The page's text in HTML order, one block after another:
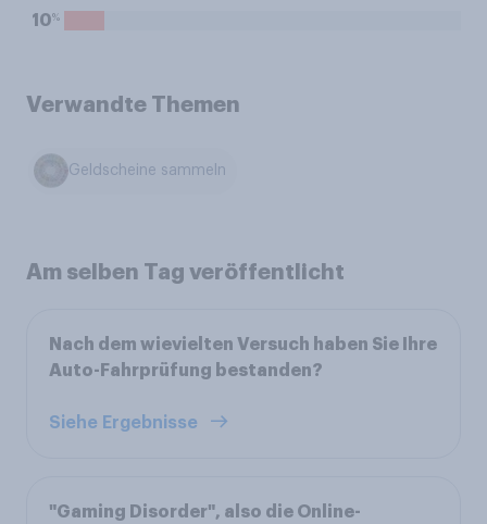
10%
Verwandte Themen
Geldscheine sammeln
Am selben Tag veröffentlicht
Nach dem wievielten Versuch haben Sie Ihre
Auto-Fahrprüfung bestanden?
Siehe Ergebnisse
"Gaming Disorder", also die Online-